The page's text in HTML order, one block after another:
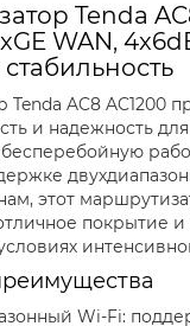
Tenda
WAN,
AC8 AC1200
и надежность
этот
покрытие
Wi-Fi: